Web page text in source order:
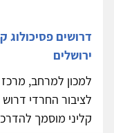
דרושים פסיכולוג
ירושלים
למכון למרחב, מרכז
לציבור החרדי
קליני מוסמך